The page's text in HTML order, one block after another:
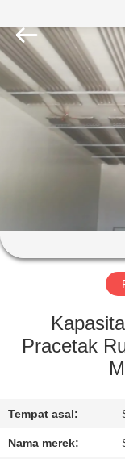
RUMAH
PRODUK
TUR
KONTROL
HUBUNGI
KAMI
Co.
Ltd..
All
Rights
Reserved.
Pracetak
Tempat asal:
Nama merek: